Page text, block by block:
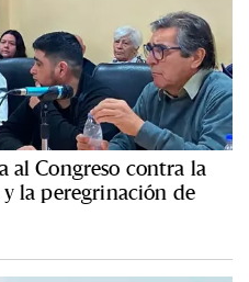
al Congreso contra la
la peregrinación de